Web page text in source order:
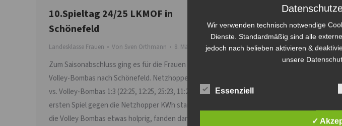
10.Spieltag 24/25 LKMOF in
Schönefeld
Landesklasse Frauen Von Sven Orthmann 8. März 2025
Zum Saisonabschluss ging es für die Frauen der
Volley-Bombas nach Schönefeld. Netzhoppers KWh
vs. Volley-Bombas 1:3 (22:25, 12:25, 25:23, 11:25) Im
ersten Spiel gegen die Netzhopper KWh starteten
die Volley Bombas etwas holprig, fanden dann jedoch
Satz ein. Mit diesem
einer guten Stimmung
Im zweiten Satz konnten
Punktevorsprung
aufholen…
Wir verwenden technisch notwendige
Dienste. Standardmäßig sind alle
jedoch nach belieben aktivieren &
unsere
Essenziell
✓